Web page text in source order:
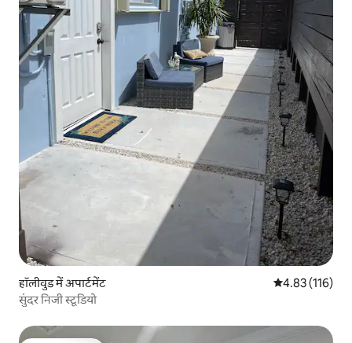
हॉलीवुड में अपार्टमेंट औसत रेटिंग 5 में से
4.83 (116)
सुंदर निजी स्टूडियो